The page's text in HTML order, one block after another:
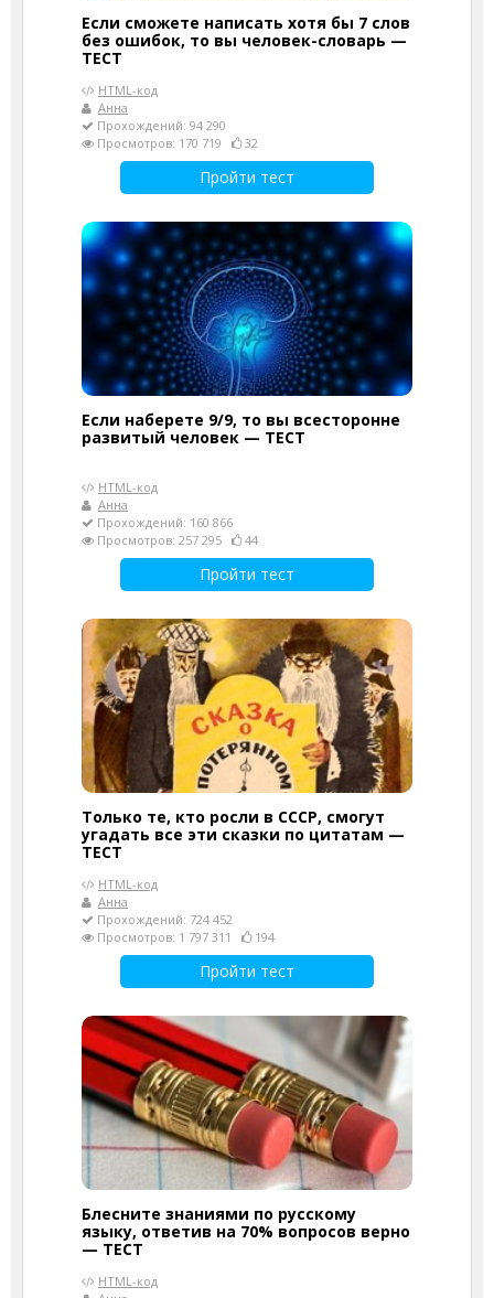
Если сможете написать хотя бы 7 слов
без ошибок, то вы человек-словарь —
ТЕСТ
HTML-код
Анна
Прохождений: 94 290
Просмотров: 170 719
32
Пройти тест
Если наберете 9/9, то вы всесторонне
развитый человек — ТЕСТ
HTML-код
Анна
Прохождений: 160 866
Просмотров: 257 295
44
Пройти тест
Только те, кто росли в СССР, смогут
угадать все эти сказки по цитатам —
ТЕСТ
HTML-код
Анна
Прохождений: 724 452
Просмотров: 1 797 311
194
Пройти тест
Блесните знаниями по русскому
языку, ответив на 70% вопросов верно
— ТЕСТ
HTML-код